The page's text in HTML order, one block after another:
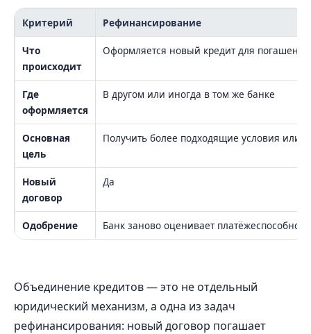
Критерий Рефинансирование
Что
происходит
Оформляется новый кредит для
Где
оформляется
В другом или иногда в том же банке
Основная
цель
Получить более подходящие условия или
Новый
договор
Да
Одобрение Банк заново оценивает
Объединение кредитов — это не отдельный
юридический механизм, а одна из задач
рефинансирования: новый договор погашает